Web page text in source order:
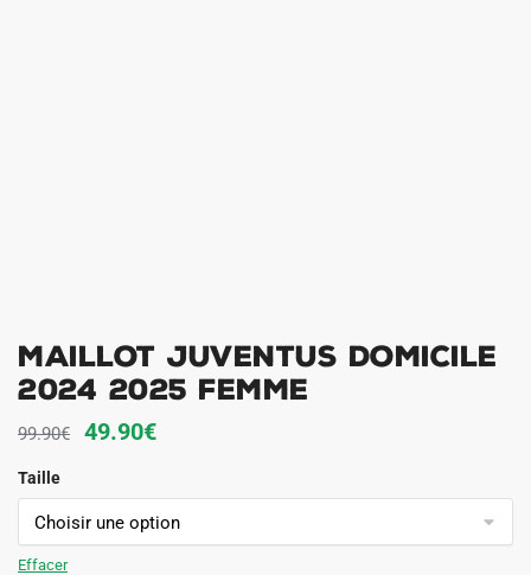
Maillot Juventus Domicile
2024 2025 Femme
99.90€
Le
initial
était :
49.90€Le
actuel
est :
Taille
Effacer